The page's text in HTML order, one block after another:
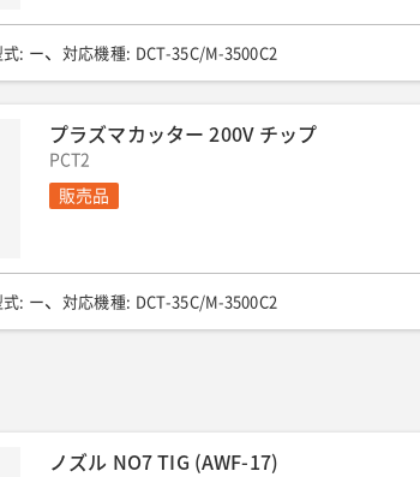
: 軽油/40 全長(mm) 1615
92
式: ー 対応機種: DCT-35C/M-3500C2
プラズマカッター 200V チップ
PCT2
販売品
式: ー 対応機種: DCT-35C/M-3500C2
ノズル NO7 TIG (AWF-17)